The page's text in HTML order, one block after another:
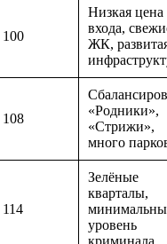
100
Низкая цена
входа,
ЖК,
108
«Родники»,
«Стрижи»,
много
114
Зелёные
кварталы,
уровень
криминала